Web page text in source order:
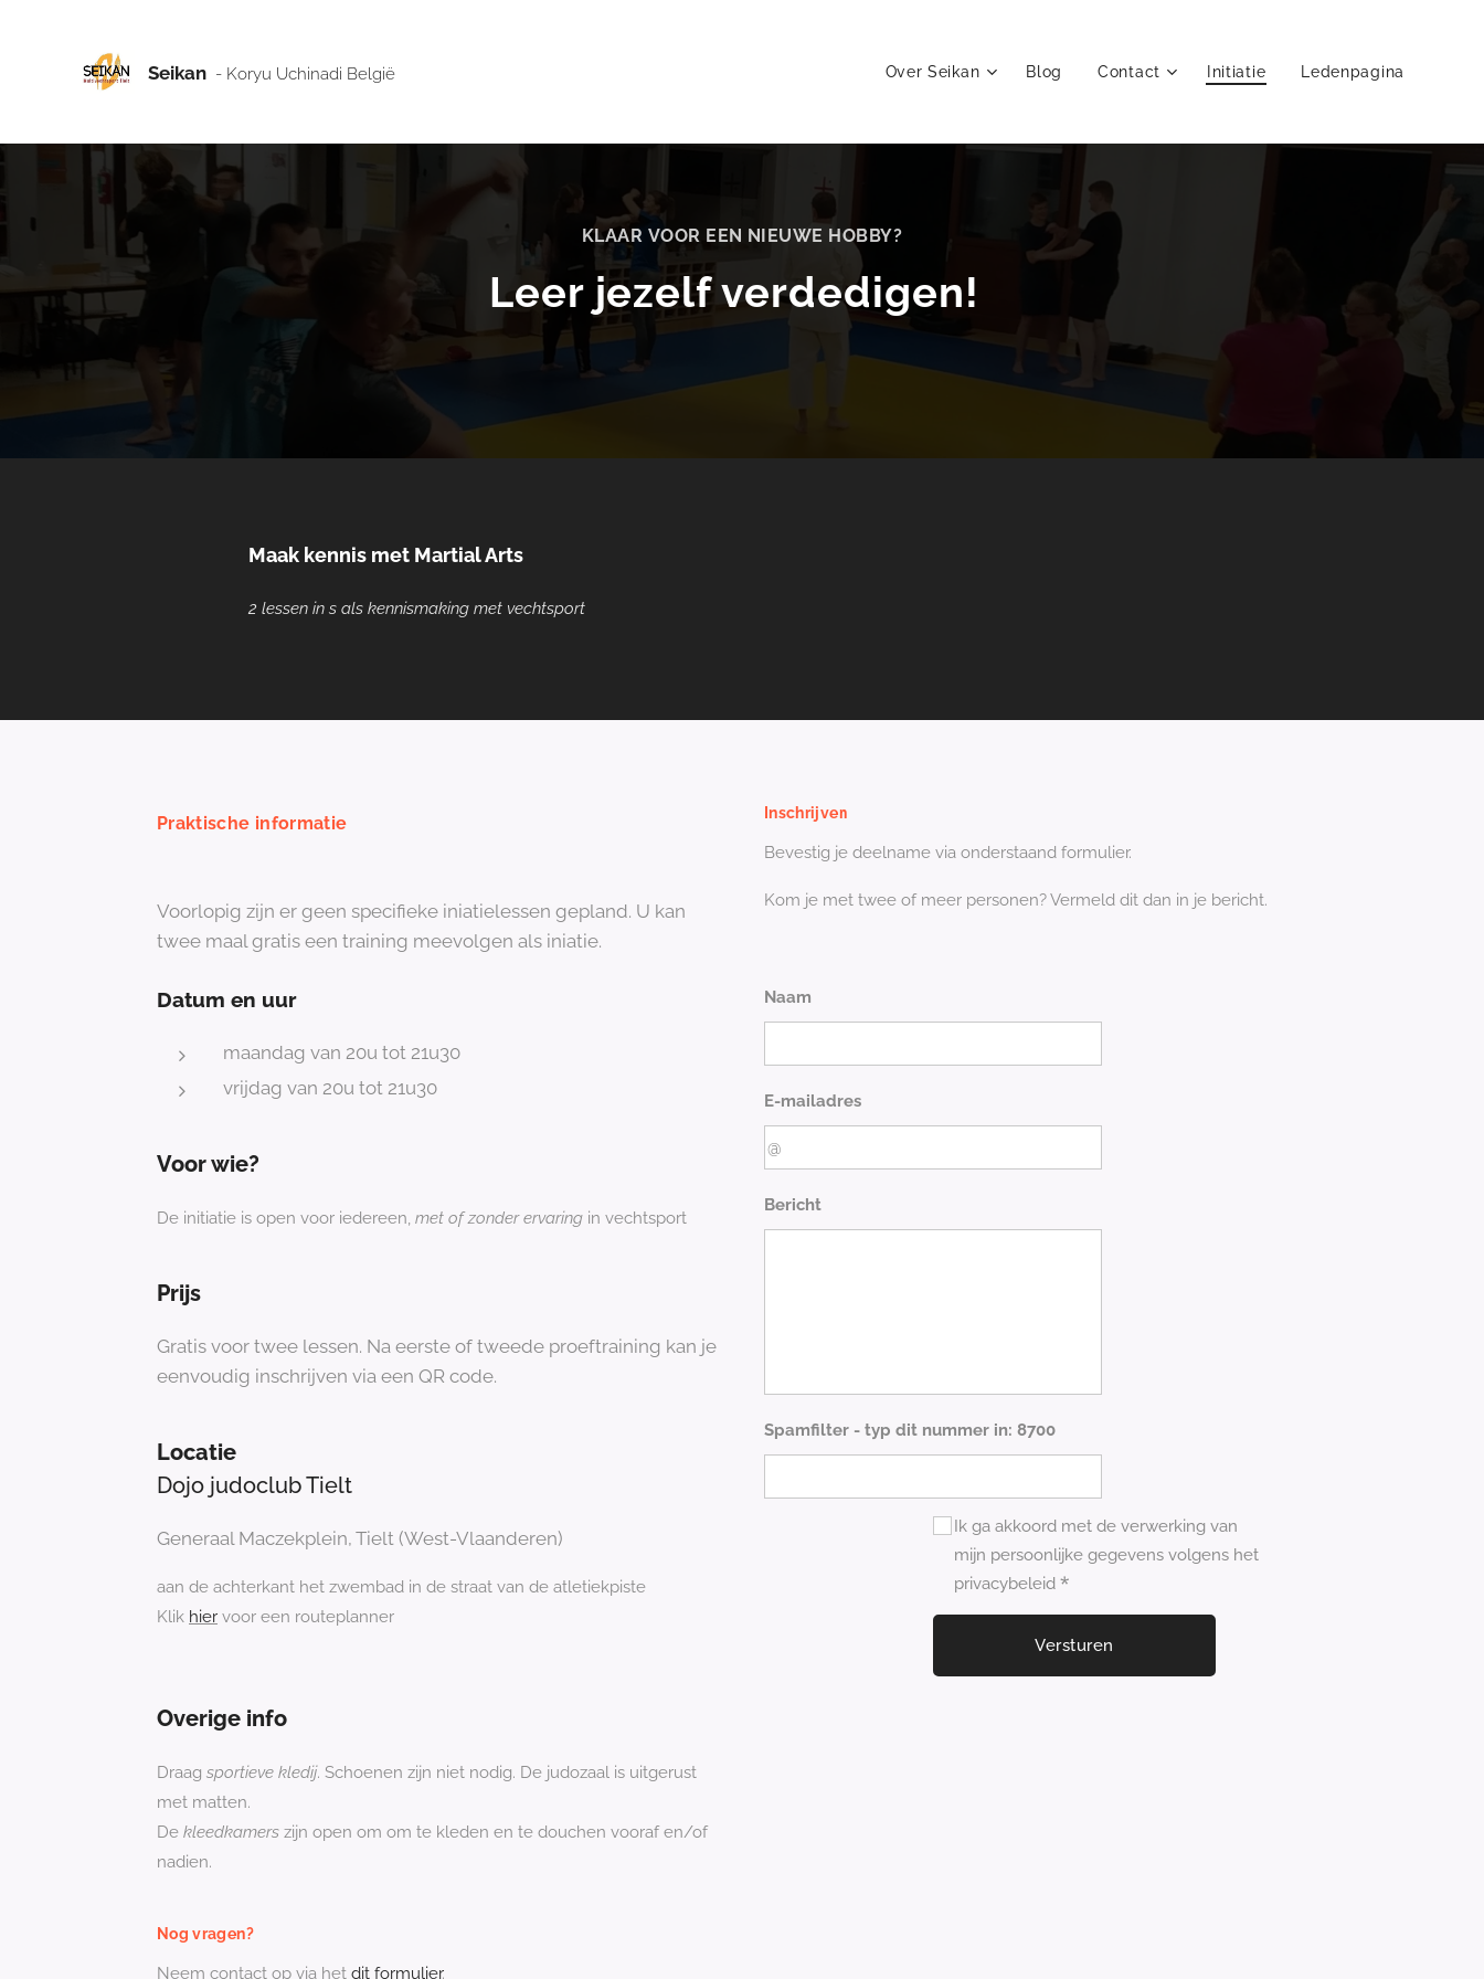
Seikan - Koryu Uchinadi België Over Seikan Blog Contact Initiatie Ledenpagina
KLAAR VOOR EEN NIEUWE HOBBY?
Leer jezelf verdedigen!
Maak kennis met Martial Arts
2 lessen in s als kennismaking met vechtsport
Praktische informatie
Voorlopig zijn er geen specifieke iniatielessen gepland. U kan
twee maal gratis een training meevolgen als iniatie.
Datum en uur
maandag van 20u tot 21u30
vrijdag van 20u tot 21u30
Voor wie?
De initiatie is open voor iedereen, met of zonder ervaring in vechtsport
Prijs
Gratis voor twee lessen. Na eerste of tweede proeftraining kan je
eenvoudig inschrijven via een QR code.
Locatie
Dojo judoclub Tielt
Generaal Maczekplein, Tielt (West-Vlaanderen)
aan de achterkant het zwembad in de straat van de atletiekpiste
Klik hier voor een routeplanner
Overige info
Draag sportieve kledij. Schoenen zijn niet nodig. De judozaal is uitgerust
met matten.
De kleedkamers zijn open om om te kleden en te douchen vooraf en/of
nadien.
Nog vragen?
Neem contact op via het dit formulier.
Inschrijven
Bevestig je deelname via onderstaand formulier.
Kom je met twee of meer personen? Vermeld dit dan in je bericht.
Naam
E-mailadres
Bericht
Spamfilter - typ dit nummer in: 8700
Ik ga akkoord met de verwerking van
mijn persoonlijke gegevens volgens het
privacybeleid
Versturen